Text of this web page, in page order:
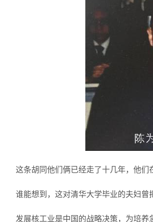
这条胡同他们俩已经走了十几年，他们
谁能想到，这对清华大学毕业的夫妇曾
发展核工业是中国的战略决策，为培养